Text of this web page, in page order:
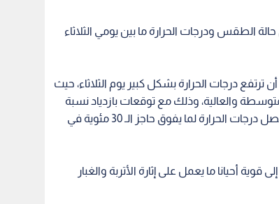
الطقس ودرجات الحرارة ما بين يومي الثلاثاء
درجات الحرارة بشكل كبير يوم الثلاثاء، حيث
والعالية، وذلك مع توقعات بازدياد نسبة
الغبار تدريجيا في أجواء بعض المناطق وبشكل متفاوت،على أن تصل درجات الحرارة لما يفوق حاجز الـ 30 مئوية في
أحيانا ما يعمل على إثارة الأتربة والغبار